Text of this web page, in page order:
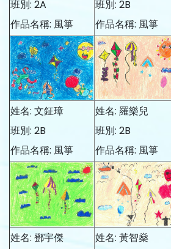
班別: 2A
作品名稱: 風箏
班別: 2B
作品名稱: 風箏
姓名: 文鉦璋
班別: 2B
作品名稱: 風箏
姓名: 羅樂兒
班別: 2B
作品名稱: 風箏
姓名: 鄧宇傑
姓名: 黃智燊